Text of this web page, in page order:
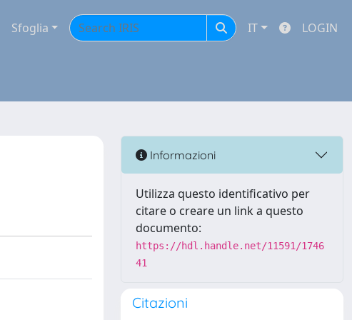
Sfoglia IT LOGIN
Informazioni
Utilizza questo identificativo per
citare o creare un link a questo
documento:
https://hdl.handle.net/11591/1746
41
Citazioni